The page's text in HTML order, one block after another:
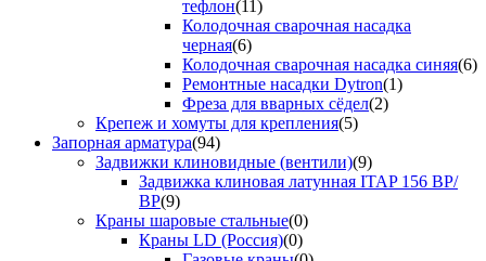
тефлон(11)
Колодочная сварочная насадка
черная(6)
Колодочная сварочная насадка синяя(6)
Ремонтные насадки Dytron(1)
Фреза для вварных сёдел(2)
Крепеж и хомуты для крепления(5)
Запорная арматура(94)
Задвижки клиновидные (вентили)(9)
Задвижка клиновая латунная ITAP 156 ВР/
ВР(9)
Краны шаровые стальные(0)
Краны LD (Россия)(0)